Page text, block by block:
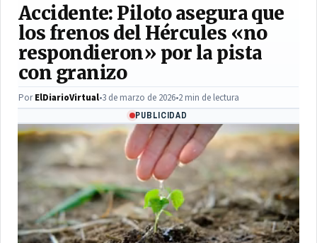
Accidente: Piloto asegura que
los frenos del Hércules «no
respondieron» por la pista
con granizo
PorElDiarioVirtual•3 de marzo de 2026•2 min de lectura
PUBLICIDAD